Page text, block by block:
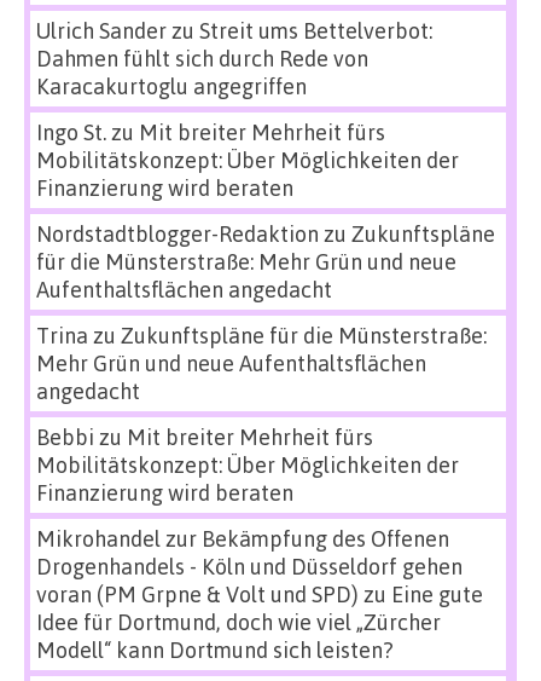
Ulrich Sanderzu Streit ums Bettelverbot:
Dahmen fühlt sich durch Rede von
Karacakurtoglu angegriffen
Ingo St.zu Mit breiter Mehrheit fürs
Mobilitätskonzept: Über Möglichkeiten der
Finanzierung wird beraten
Nordstadtblogger-Redaktion zu Zukunftspläne
für die Münsterstraße: Mehr Grün und neue
Aufenthaltsflächen angedacht
Trina zu Zukunftspläne für die Münsterstraße:
Mehr Grün und neue Aufenthaltsflächen
angedacht
Bebbi zu Mit breiter Mehrheit fürs
Mobilitätskonzept: Über Möglichkeiten der
Finanzierung wird beraten
Mikrohandel zur Bekämpfung des Offenen
Drogenhandels - Köln und Düsseldorf gehen
voran (PM Grpne & Volt und SPD) zu Eine gute
Idee für Dortmund, doch wie viel „Zürcher
Modell“ kann Dortmund sich leisten?